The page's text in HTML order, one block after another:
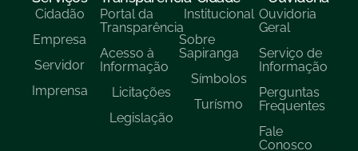
Cidadão
Empresa
Servidor
Imprensa
Portal da
Transparência
Acesso à
Informação
Licitações
Legislação
Institucional
Sobre
Sapiranga
Símbolos
Turísmo
Ouvidoria
Geral
Serviço de
Informação
Perguntas
Frequentes
Fale
Conosco